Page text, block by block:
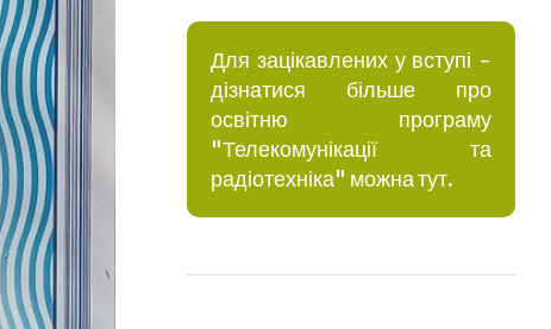
Для зацікавлених у вступі -
дізнатися більше про
освітню програму
"Телекомунікації та
радіотехніка" можна тут.